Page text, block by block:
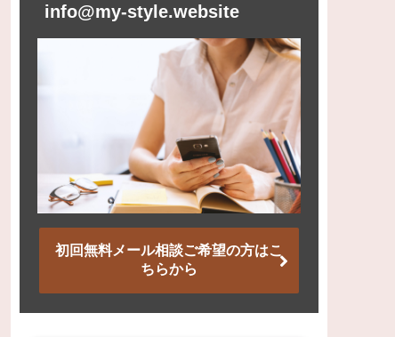
info@my-style.website
初回無料メール相談ご希望の方はこ
ちらから